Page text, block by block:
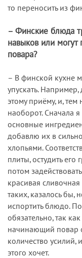
то переносить из
– Финские блюда
навыков или могут
повара?
– В финской кухне
упускать.
этому приёму, и, тем
наоборот. Сначала
основные
добавлю их в
хлопьями.
плиты, остудить его
потом
красивая
таких, казалось бы,
испортить блюдо.
обязательно, так
начинающий повар
количество усилий,
этого хочет.